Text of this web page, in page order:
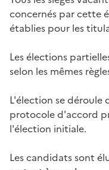
concernés par cette
établies pour les
Les élections
selon les mêmes
L'élection se déroule
protocole d'accord
l'élection initiale.
Les candidats sont